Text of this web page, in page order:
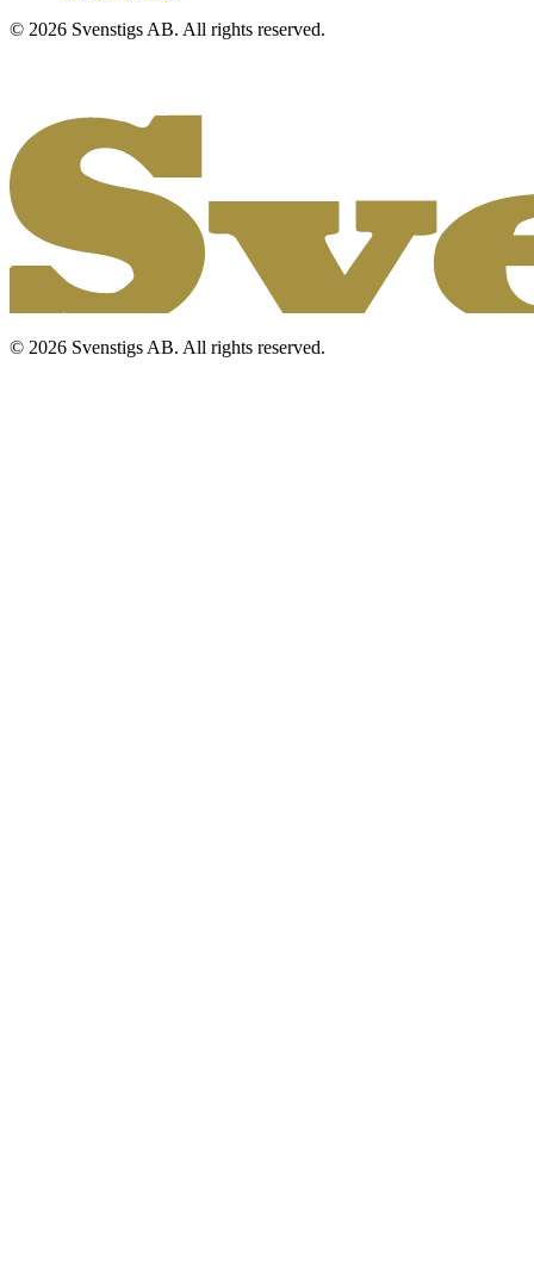
© 2026 Svenstigs AB. All rights reserved.
© 2026 Svenstigs AB. All rights reserved.